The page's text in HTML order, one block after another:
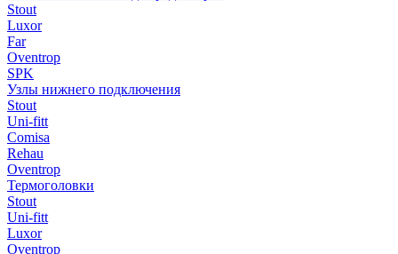
Stout
Luxor
Far
Oventrop
SPK
Узлы нижнего подключения
Stout
Uni-fitt
Comisa
Rehau
Oventrop
Термоголовки
Stout
Uni-fitt
Luxor
Oventrop